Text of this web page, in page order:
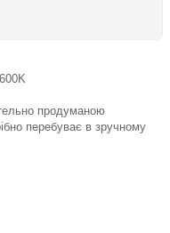
продуманою
перебуває в зручному